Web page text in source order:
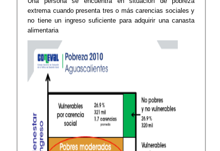
extrema cuando presenta tres o más carencias sociales y
no tiene un ingreso suficiente para adquirir una canasta
alimentaria